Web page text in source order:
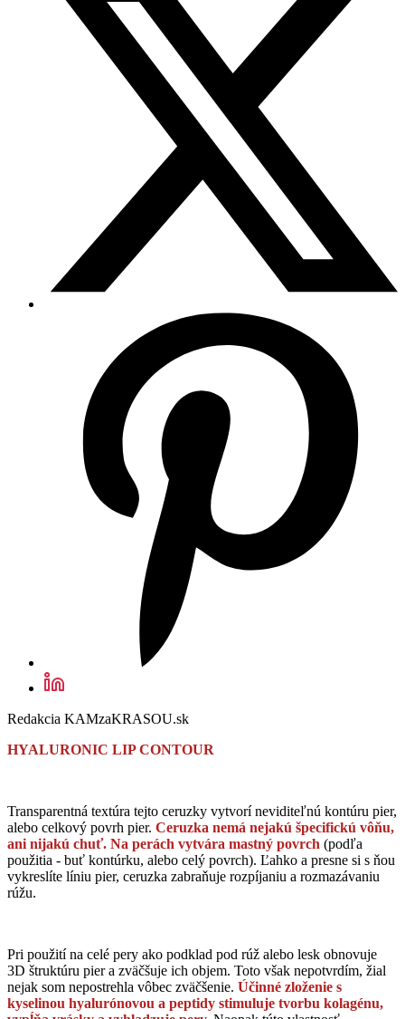
Redakcia KAMzaKRASOU.sk
HYALURONIC LIP CONTOUR
Transparentná textúra tejto ceruzky vytvorí neviditeľnú kontúru pier,
alebo celkový povrh pier. Ceruzka nemá nejakú špecifickú vôňu,
ani nijakú chuť. Na perách vytvára mastný povrch (podľa
použitia - buť kontúrku, alebo celý povrch). Ľahko a presne si s ňou
vykreslíte líniu pier, ceruzka zabraňuje rozpíjaniu a rozmazávaniu
rúžu.
Pri použití na celé pery ako podklad pod rúž alebo lesk obnovuje
3D štruktúru pier a zväčšuje ich objem. Toto však nepotvrdím, žial
nejak som nepostrehla vôbec zväčšenie. Účinné zloženie s
kyselinou hyalurónovou a peptidy stimuluje tvorbu kolagénu,